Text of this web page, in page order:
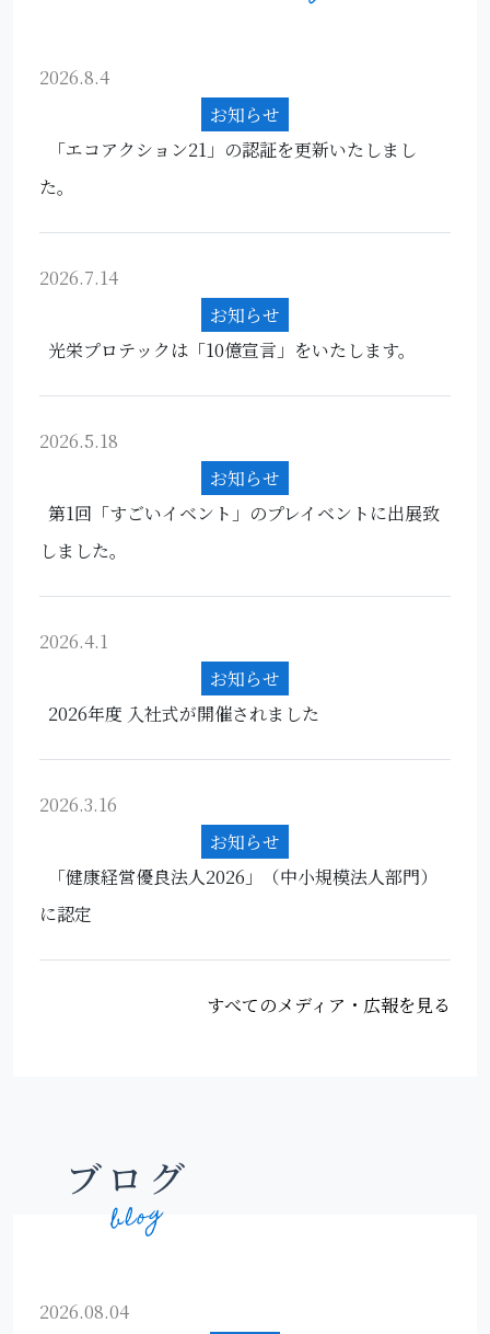
2026.8.4
お知らせ
「エコアクション21」の認証を更新いたしまし
た。
2026.7.14
お知らせ
光栄プロテックは「10億宣言」をいたします。
2026.5.18
お知らせ
第1回「すごいイベント」のプレイベントに出展致
しました。
2026.4.1
お知らせ
2026年度 入社式が開催されました
2026.3.16
お知らせ
「健康経営優良法人2026」（中小規模法人部門）
に認定
すべてのメディア・広報を見る
ブログ
2026.08.04